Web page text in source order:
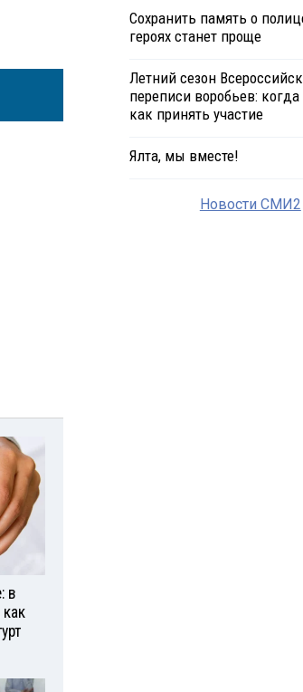
в
как
Сохранить память о
героях станет проще
Летний сезон
переписи воробьев:
как принять участие
Ялта, мы вместе!
Новости СМИ2